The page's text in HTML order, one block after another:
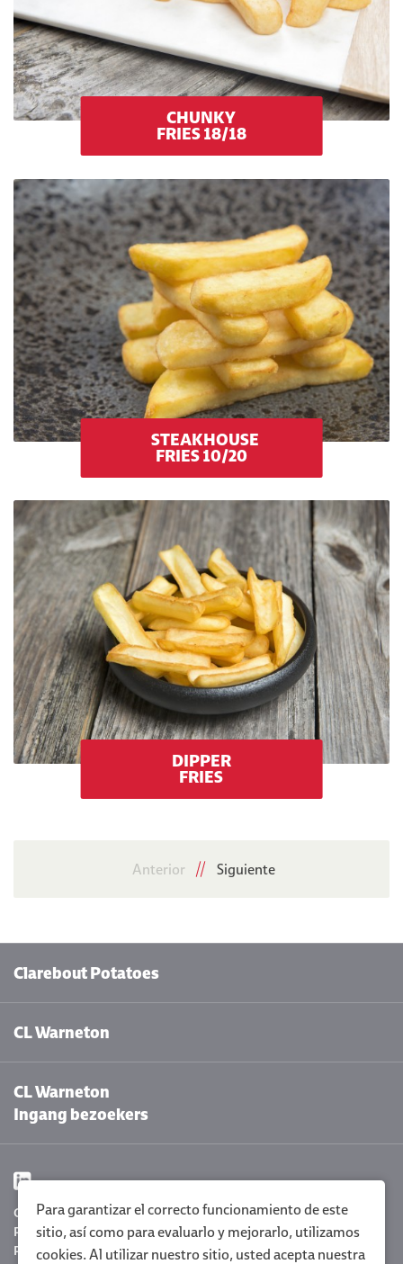
CHUNKY
FRIES 18/18
STEAKHOUSE
FRIES 10/20
DIPPER
FRIES
Anterior Siguiente
Clarebout Potatoes
CL Warneton
CL Warneton
Ingang bezoekers
Configuración de cookies
Privacy Policy
Policy statement
Para garantizar el correcto funcionamiento de este
sitio, así como para evaluarlo y mejorarlo, utilizamos
cookies. Al utilizar nuestro sitio, usted acepta nuestra